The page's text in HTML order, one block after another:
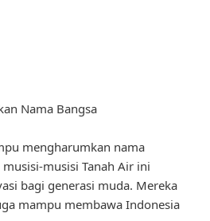
Nama Bangsa
mengharumkan nama
musisi Tanah Air ini
bagi generasi muda. Mereka
mampu membawa Indonesia